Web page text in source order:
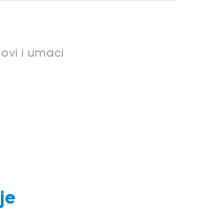
i umaci